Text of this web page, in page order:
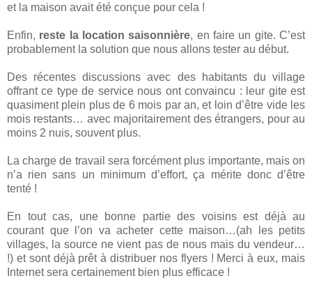
et la maison avait été conçue pour cela !
Enfin, reste la location saisonnière, en faire un gite. C’est
probablement la solution que nous allons tester au début.
Des récentes discussions avec des habitants du village
offrant ce type de service nous ont convaincu : leur gite est
quasiment plein plus de 6 mois par an, et loin d’être vide les
mois restants… avec majoritairement des étrangers, pour au
moins 2 nuis, souvent plus.
La charge de travail sera forcément plus importante, mais on
n’a rien sans un minimum d’effort, ça mérite donc d’être
tenté !
En tout cas, une bonne partie des voisins est déjà au
courant que l’on va acheter cette maison…(ah les petits
villages, la source ne vient pas de nous mais du vendeur…
!) et sont déjà prêt à distribuer nos flyers ! Merci à eux, mais
Internet sera certainement bien plus efficace !